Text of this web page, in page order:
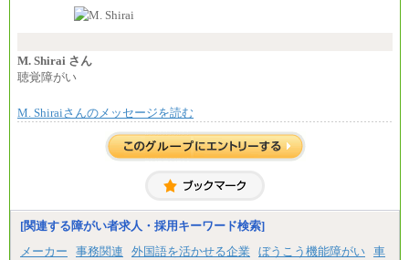
い職責を担う方については、さらに高い金額を個別
※上記に加え、所定労働時間外に勤務をした場
※試用期間中も給与に変更はございません。
＜募集各社・全職種共通＞
月給21万円以上～
※試用期間中の給与に変更はありません。
ます。
M. Shirai さん
聴覚障がい
M. Shiraiさんのメッセージを読む
[関連する障がい者求人・採用キーワード検索]
メーカー
事務関連 外国語を活かせる企業 ぼうこう機能障がい 車